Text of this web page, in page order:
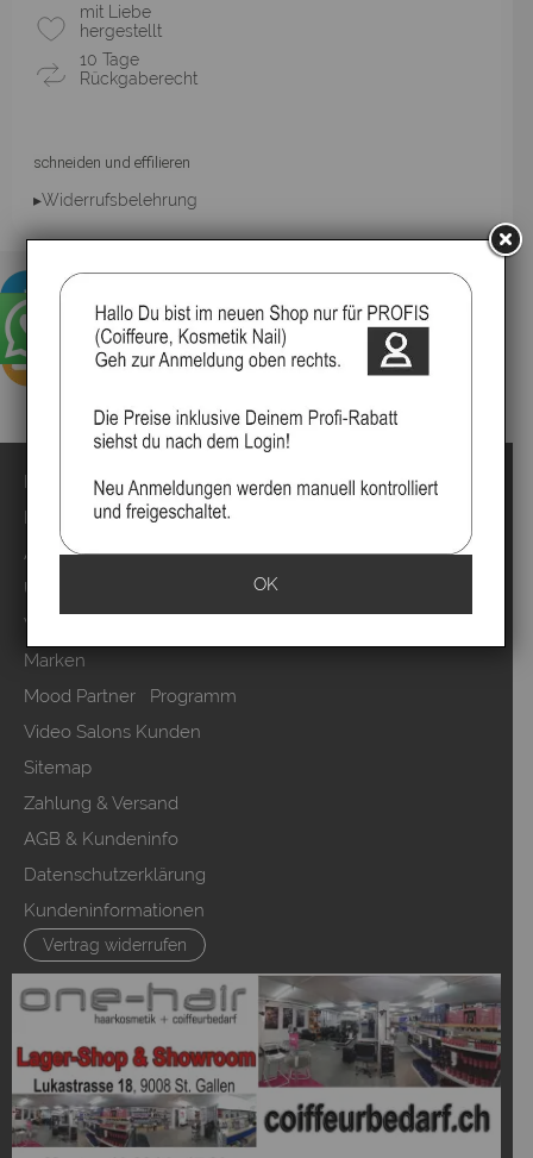
mit Liebe
hergestellt
10 Tage
Rückgaberecht
schneiden und effilieren
▸Widerrufsbelehrung
Impressum
Kontakt
Anmelden
Über uns
Video`s
Marken
Mood Partner Programm
Video Salons Kunden
Sitemap
Zahlung & Versand
AGB & Kundeninfo
Datenschutzerklärung
Kundeninformationen
Vertrag widerrufen
OK